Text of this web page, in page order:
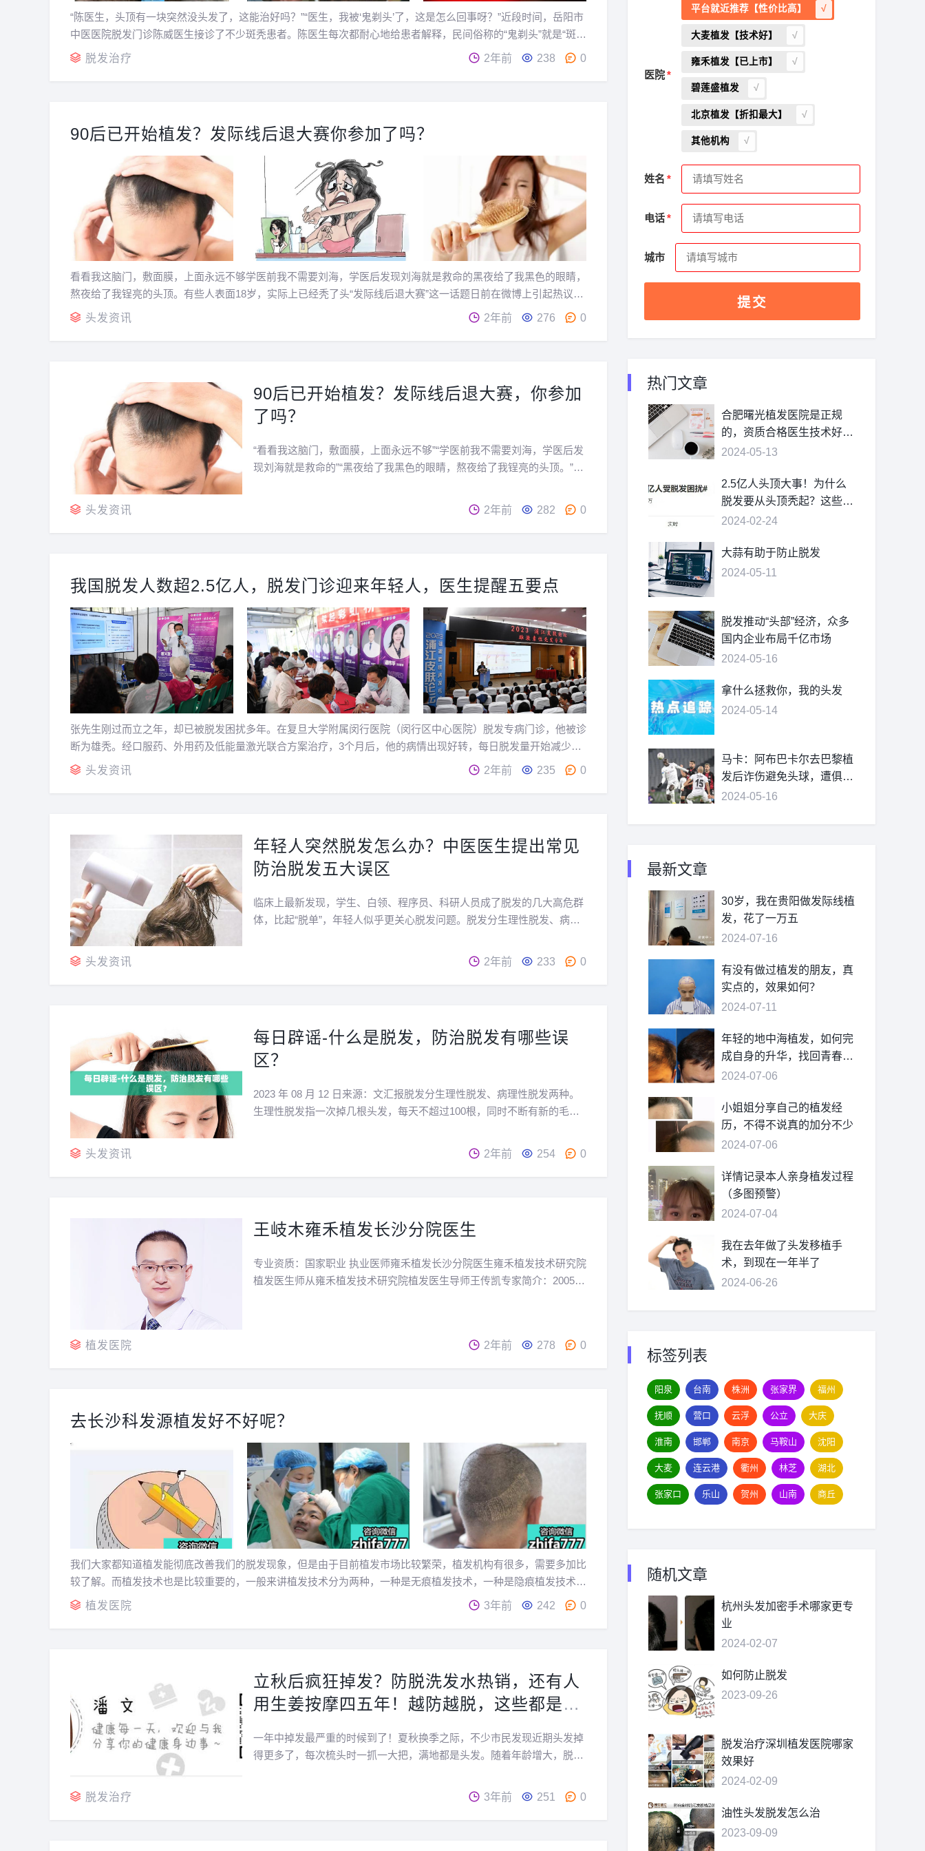
“陈医生，头顶有一块突然没头发了，这能治好吗？”“医生，我被‘鬼剃头’了，这是怎么回事呀？”近段时间，岳阳市
中医医院脱发门诊陈威医生接诊了不少斑秃患者。陈医生每次都耐心地给患者解释，民间俗称的“鬼剃头”就是“斑
秃”，是一种突发的局限性斑片状脱发，秃发斑呈圆...
脱发治疗 2年前 238 0
90后已开始植发？发际线后退大赛你参加了吗？
看看我这脑门，敷面膜，上面永远不够学医前我不需要刘海，学医后发现刘海就是救命的黑夜给了我黑色的眼睛，
熬夜给了我锃亮的头顶。有些人表面18岁，实际上已经秃了头“发际线后退大赛”这一话题日前在微博上引起热议，
网友们纷纷晒出自己曾拥有浓密秀发的“匆匆那年”，对比...
头发资讯 2年前 276 0
90后已开始植发？发际线后退大赛，你参加
了吗？
“看看我这脑门，敷面膜，上面永远不够”“学医前我不需要刘海，学医后发
现刘海就是救命的”“黑夜给了我黑色的眼睛，熬夜给了我锃亮的头顶。”
前在微博上引起热议，网友们纷纷晒出自己曾拥有浓密秀发...
头发资讯 2年前 282 0
我国脱发人数超2.5亿人，脱发门诊迎来年轻人，医生提醒五要点
张先生刚过而立之年，却已被脱发困扰多年。在复旦大学附属闵行医院（闵行区中心医院）脱发专病门诊，他被诊
断为雄秃。经口服药、外用药及低能量激光联合方案治疗，3个月后，他的病情出现好转，每日脱发量开始减少；
坚持治疗一年后，毛发密度明显改善。今天召开的2023浦江...
头发资讯 2年前 235 0
年轻人突然脱发怎么办？中医医生提出常见
防治脱发五大误区
临床上最新发现，学生、白领、程序员、科研人员成了脱发的几大高危群
体，比起“脱单”，年轻人似乎更关心脱发问题。脱发分生理性脱发、病理
断有新的毛发长出来，头发的颜色和数目不会减少。病理性脱发一般...
头发资讯 2年前 233 0
每日辟谣-什么是脱发，防治脱发有哪些误
区？
2023 年 08 月 12 日来源：文汇报脱发分生理性脱发、病理性脱发两种。
生理性脱发指一次掉几根头发，每天不超过100根，同时不断有新的毛发
一天超过200根，且掉落的头发一般较正常头发干枯...
头发资讯 2年前 254 0
王岐木雍禾植发长沙分院医生
专业资质：国家职业 执业医师雍禾植发长沙分院医生雍禾植发技术研究院
植发医生师从雍禾植发技术研究院植发医生导师王传凯专家简介：2005年
植发医院 2年前 278 0
去长沙科发源植发好不好呢？
我们大家都知道植发能彻底改善我们的脱发现象，但是由于目前植发市场比较繁荣，植发机构有很多，需要多加比
较了解。而植发技术也是比较重要的，一般来讲植发技术分为两种，一种是无痕植发技术，一种是隐痕植发技术。
还要看看植发医生经验怎么样。如果要想术后效果理想可以选择...
植发医院 3年前 242 0
立秋后疯狂掉发？防脱洗发水热销，还有人
用生姜按摩四五年！越防越脱，这些都是
一年中掉发最严重的时候到了！夏秋换季之际，不少市民发现近期头发掉
得更多了，每次梳头时一抓一大把，满地都是头发。随着年龄增大，脱发
防脱洗发水、尝试土方偏方、去医院就诊。但其实，这“三部曲”里顺...
脱发治疗 3年前 251 0
医院
平台就近推荐【性价比高】
大麦植发【技术好】
雍禾植发【已上市】
碧莲盛植发
北京植发【折扣最大】
其他机构
姓名
电话
城市
提交
热门文章
合肥曙光植发医院是正规
的，资质合格医生技术好价
格不贵
2024-05-13
2.5亿人头顶大事！为什么
脱发要从头顶秃起？这些疑
问，一次讲清
2024-02-24
大蒜有助于防止脱发
2024-05-11
脱发推动“头部”经济，众多
国内企业布局千亿市场
2024-05-16
拿什么拯救你，我的头发
2024-05-14
马卡：阿布巴卡尔去巴黎植
发后诈伤避免头球，遭俱乐
部处罚
2024-05-16
最新文章
30岁，我在贵阳做发际线植
发，花了一万五
2024-07-16
有没有做过植发的朋友，真
实点的，效果如何？
2024-07-11
年轻的地中海植发，如何完
成自身的升华，找回青春的
自信
2024-07-06
小姐姐分享自己的植发经
历，不得不说真的加分不少
2024-07-06
详情记录本人亲身植发过程
（多图预警）
2024-07-04
我在去年做了头发移植手
术，到现在一年半了
2024-06-26
标签列表
阳泉 台南 株洲 张家界 福州
抚顺 营口 云浮 公立 大庆
淮南 邯郸 南京 马鞍山 沈阳
大麦 连云港 衢州 林芝 湖北
张家口 乐山 贺州 山南 商丘
随机文章
杭州头发加密手术哪家更专
业
2024-02-07
如何防止脱发
2023-09-26
脱发治疗深圳植发医院哪家
效果好
2024-02-09
油性头发脱发怎么治
2023-09-09